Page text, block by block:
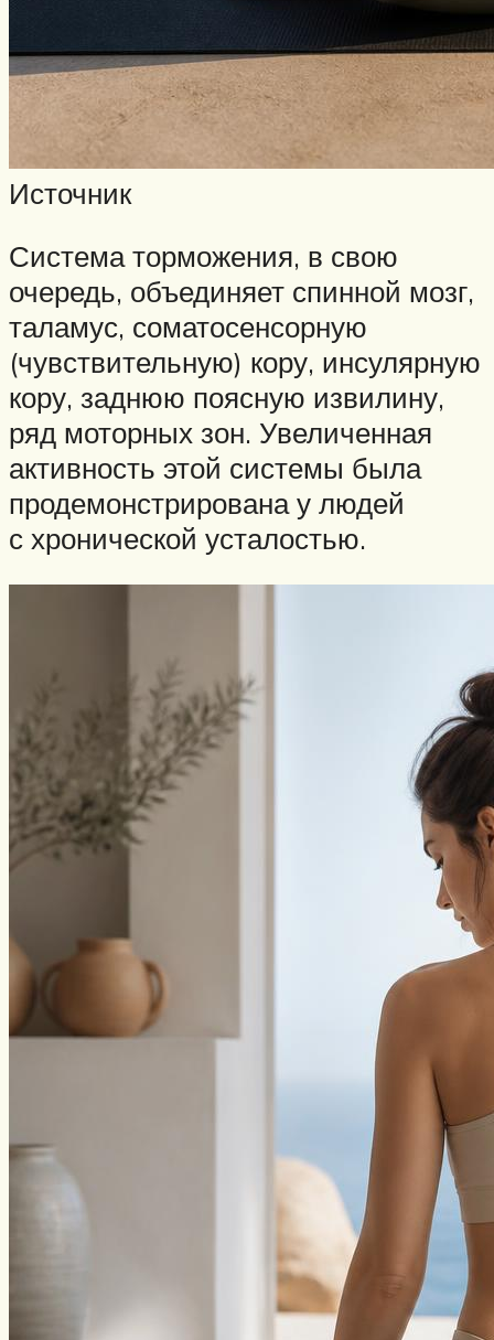
Источник
Система торможения, в свою
очередь, объединяет спинной мозг,
таламус, соматосенсорную
(чувствительную) кору, инсулярную
кору, заднюю поясную извилину,
ряд моторных зон. Увеличенная
активность этой системы была
продемонстрирована у людей
с хронической усталостью.